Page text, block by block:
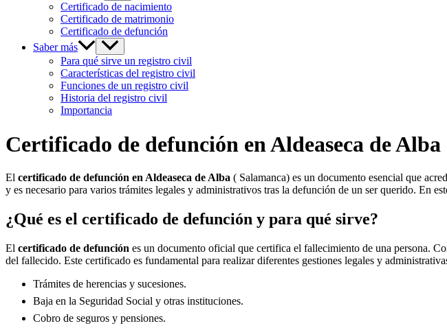
Certificado de nacimiento
Certificado de matrimonio
Certificado de defunción
Saber más
Para qué sirve un registro civil
Características del registro civil
Funciones de un registro civil
Historia del registro civil
Importancia
Certificado de defunción enAldeaseca de Alba
El certificado de defunción en Aldeaseca de Alba ( Salamanca) es un documento esencial que
y es necesario para varios trámites legales y administrativos tras la defunción de un ser querido. En
¿Qué es el certificado de defunción y para qué sirve?
El certificado de defunción es un documento oficial que certifica el fallecimiento de una persona.
del fallecido. Este certificado es fundamental para realizar diferentes gestiones legales y
Trámites de herencias y sucesiones.
Baja en la Seguridad Social y otras instituciones.
Cobro de seguros y pensiones.